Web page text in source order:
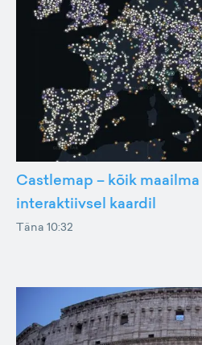
Castlemap – kõik
interaktiivsel kaardil
Täna 10:32